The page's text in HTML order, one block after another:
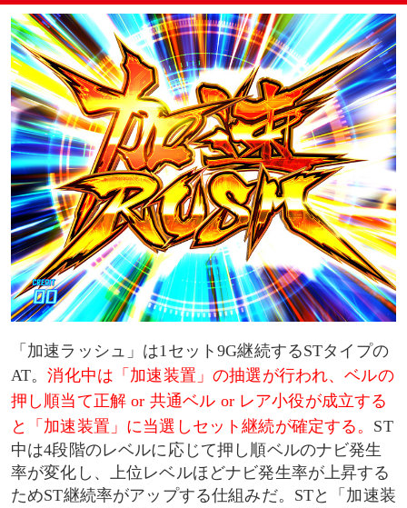
レベル移行の法則
レベル抽選の特徴
中段リプレイ成立時の加速装置ストック抽選
レア小役成立時のベルナビ回数抽選
AT中のモード
モードの特徴
モード移行抽選
通常滞在時
天国準備滞在時
天国滞在時
加速装置
「加速ラッシュ」は1セット9G継続するSTタイプの
AT。消化中は「加速装置」の抽選が行われ、ベルの
押し順当て正解 or 共通ベル or レア小役が成立する
と「加速装置」に当選しセット継続が確定する。 ST
中は4段階のレベルに応じて押し順ベルのナビ発生
率が変化し、上位レベルほどナビ発生率が上昇する
ためST継続率がアップする仕組みだ。STと「加速装